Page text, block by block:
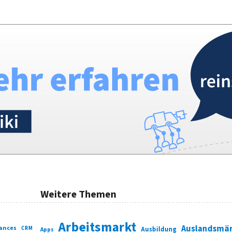
CRM
Weitere Themen
Apps Arbeitsmarkt Ausbildung